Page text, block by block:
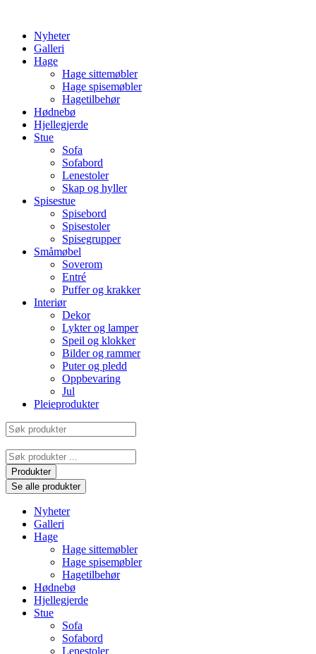
contentNyheter
Galleri
Hage
Hage sittemøbler
Hage spisemøbler
Hagetilbehør
Hødnebø
Hjellegjerde
Stue
Sofa
Sofabord
Lenestoler
Skap og hyller
Spisestue
Spisebord
Spisestoler
Spisegrupper
Småmøbel
Soverom
Entré
Puffer og krakker
Interiør
Dekor
Lykter og lamper
Speil og klokker
Bilder og rammer
Puter og pledd
Oppbevaring
Jul
Pleieprodukter
Søk
produkter
Search
...Produkter
Se alle produkter
Nyheter
Galleri
Hage
Hage sittemøbler
Hage spisemøbler
Hagetilbehør
Hødnebø
Hjellegjerde
Stue
Sofa
Sofabord
Lenestoler